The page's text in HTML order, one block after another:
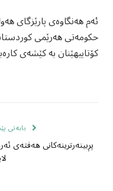
ئەم هەنگاوەی پارێزگای
حکومەتی هەرێمی
کۆتاییهێنان بە کێشەی
بابەتی
پڕبینەرترینەکانی هەفتەی